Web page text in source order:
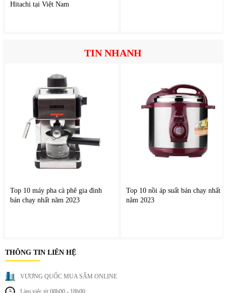
II. Tính năng nổi bật của Bàn ủi khô
Hitachi tại Việt Nam
TIN NHANH
Top 10 máy pha cà phê gia đình
bán chạy nhất năm 2023
Top 10 nồi áp suất bán chạy nhất
năm 2023
THÔNG TIN LIÊN HỆ
VƯƠNG QUỐC MUA SẮM ONLINE
Làm việc từ 08h00 - 18h00